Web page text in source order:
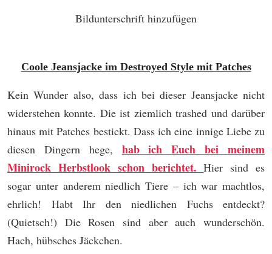
Bildunterschrift hinzufügen
Coole Jeansjacke im Destroyed Style mit Patches
Kein Wunder also, dass ich bei dieser Jeansjacke nicht
widerstehen konnte. Die ist ziemlich trashed und darüber
hinaus mit Patches bestickt. Dass ich eine innige Liebe zu
diesen Dingern hege,
hab ich Euch bei meinem
Minirock Herbstlook schon berichtet.Hier sind es
sogar unter anderem niedlich Tiere – ich war machtlos,
ehrlich! Habt Ihr den niedlichen Fuchs entdeckt?
(Quietsch!) Die Rosen sind aber auch wunderschön.
Hach, hübsches Jäckchen.